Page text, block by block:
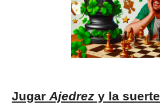
JugarAjedrez y la suerte